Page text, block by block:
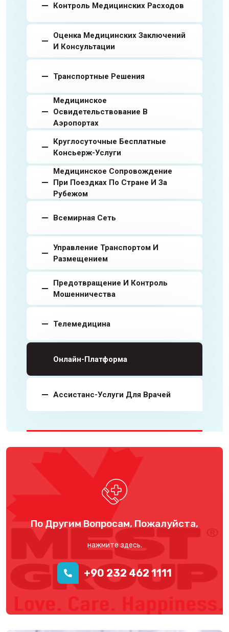
Контроль Медицинских Расходов
Оценка Медицинских Заключений
И Консультации
Транспортные Решения
Медицинское
Освидетельствование В
Аэропортах
Круглосуточные Бесплатные
Консьерж-Услуги
Медицинское Сопровождение
При Поездках По Стране И За
Рубежом
Всемирная Сеть
Управление Транспортом И
Размещением
Предотвращение И Контроль
Мошенничества
Телемедицина
Онлайн-Платформа
Ассистанс-Услуги Для Врачей
По Другим Вопросам, Пожалуйста,
нажмите здесь.
+90 232 462 1111